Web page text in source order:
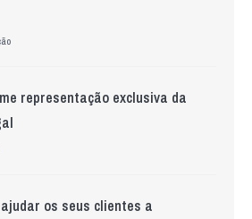
representação exclusiva da
ajudar os seus clientes a